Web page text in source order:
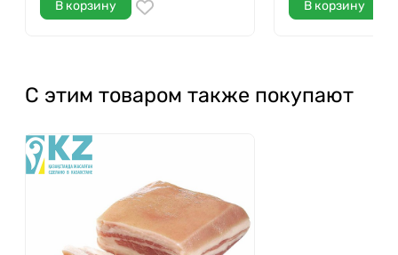
В корзину В корзину
С этим товаром также покупают